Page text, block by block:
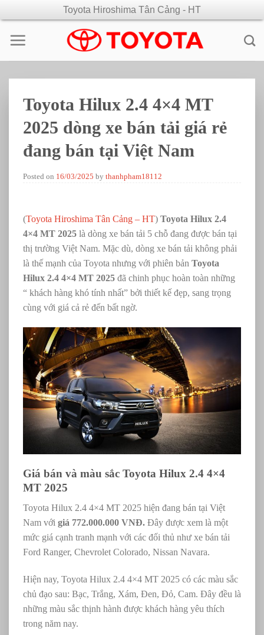
to
content
Toyota Hiroshima Tân Cảng - HT
Toyota Hilux 2.4 4×4 MT
2025 dòng xe bán tải giá rẻ
đang bán tại Việt Nam
Posted on 16/03/2025 by thanhpham18112
(Toyota Hiroshima Tân Cảng – HT) Toyota Hilux 2.4
4×4 MT 2025 là dòng xe bán tải 5 chỗ đang được bán tại
thị trường Việt Nam. Mặc dù, dòng xe bán tải không phải
là thế mạnh của Toyota nhưng với phiên bản Toyota
Hilux 2.4 4×4 MT 2025 đã chinh phục hoàn toàn những
“ khách hàng khó tính nhất” bởi thiết kế đẹp, sang trọng
cùng với giá cả rẻ đến bất ngờ.
Giá bán và màu sắc Toyota Hilux 2.4 4×4
MT 2025
Toyota Hilux 2.4 4×4 MT 2025 hiện đang bán tại Việt
Nam với giá 772.000.000 VNĐ. Đây được xem là một
mức giá cạnh tranh mạnh với các đối thủ như xe bán tải
Ford Ranger, Chevrolet Colorado, Nissan Navara.
Hiện nay, Toyota Hilux 2.4 4×4 MT 2025 có các màu sắc
chủ đạo sau: Bạc, Trắng, Xám, Đen, Đỏ, Cam. Đây đều là
những màu sắc thịnh hành được khách hàng yêu thích
trong năm nay.